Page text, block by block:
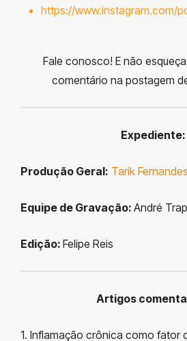
https://www.instagram.com/
Fale conosco! E não
comentário na postagem
Expediente:
Produção Geral: Tarik Fernandes
Equipe de Gravação: André
Edição: Felipe Reis
Artigos
1. Inflamação crônica como fator